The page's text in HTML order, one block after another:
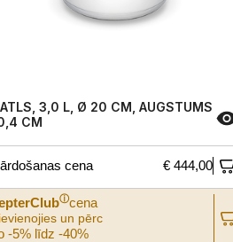
3,0 L, Ø 20 CM, AUGSTUMS
CM
cena € 444,00
ⓘcena
un pērc
-5% līdz -40%